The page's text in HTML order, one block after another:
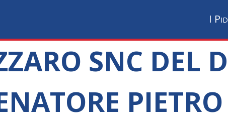
I
SNC DEL